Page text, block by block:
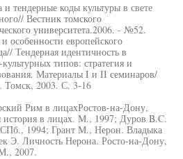
тендерные коды культуры в свете
Вестник томского
университета.2006. - №52.
европейского
Тендерная идентичность в
типов: стратегия и
Материалы I и II семинаров/
2003. С. 3-16
Рим в лицахРостов-на-Дону,
история в лицах. М., 1997; Дуров B.C.
1994; Грант М., Нерон. Владыка
Э. Личность Нерона. Росто-на-Дону,
2007.